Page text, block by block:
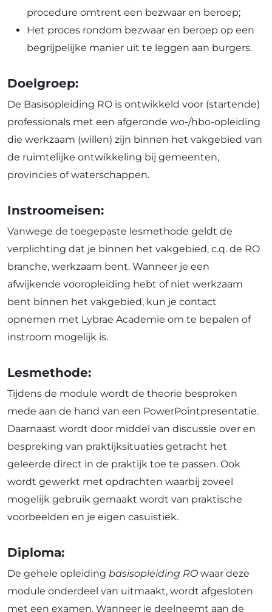
procedure omtrent een bezwaar en beroep;
Het proces rondom bezwaar en beroep op een
begrijpelijke manier uit te leggen aan burgers.
Doelgroep:
De Basisopleiding RO is ontwikkeld voor (startende)
professionals met een afgeronde wo-/hbo-opleiding
die werkzaam (willen) zijn binnen het vakgebied van
de ruimtelijke ontwikkeling bij gemeenten,
provincies of waterschappen.
Instroomeisen:
Vanwege de toegepaste lesmethode geldt de
verplichting dat je binnen het vakgebied, c.q. de RO
branche, werkzaam bent. Wanneer je een
afwijkende vooropleiding hebt of niet werkzaam
bent binnen het vakgebied, kun je contact
opnemen met Lybrae Academie om te bepalen of
instroom mogelijk is.
Lesmethode:
Tijdens de module wordt de theorie besproken
mede aan de hand van een PowerPointpresentatie.
Daarnaast wordt door middel van discussie over en
bespreking van praktijksituaties getracht het
geleerde direct in de praktijk toe te passen. Ook
wordt gewerkt met opdrachten waarbij zoveel
mogelijk gebruik gemaakt wordt van praktische
voorbeelden en je eigen casuïstiek.
Diploma:
De gehele opleiding basisopleiding RO waar deze
module onderdeel van uitmaakt, wordt afgesloten
met een examen. Wanneer je deelneemt aan de